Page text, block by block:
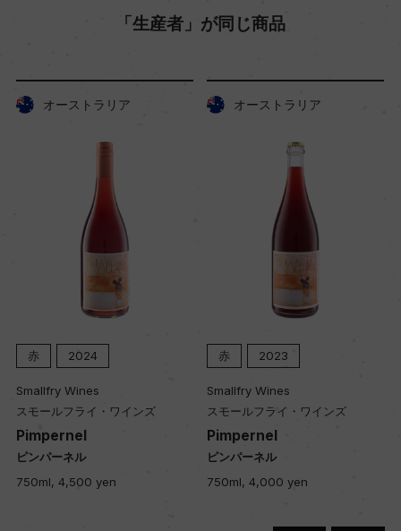
赤粘土の表土にローム層の砂質
品質分類・原産地呼称
バロッサ・ヴァレーG.I.
格付
ー
「生産者」が同じ商品
オーストラリア
赤 2024
Smallfry Wines
スモールフライ・ワインズ
Pimpernel
ピンパーネル
750ml, 4,500 yen
オーストラリア
赤 2023
Smallfry Wines
スモールフライ・ワインズ
Pimpernel
ピンパーネル
750ml, 4,000 yen